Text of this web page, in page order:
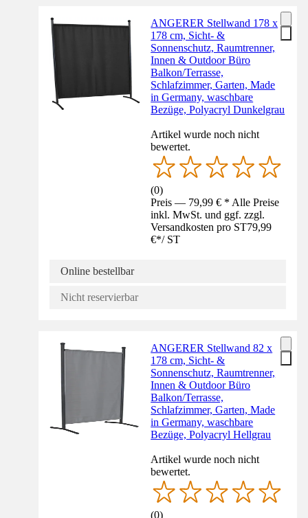
ANGERER Stellwand 178 x
178 cm, Sicht- &
Sonnenschutz, Raumtrenner,
Innen & Outdoor Büro
Balkon/Terrasse,
Schlafzimmer, Garten, Made
in Germany, waschbare
Bezüge, Polyacryl Dunkelgrau
Artikel wurde noch nicht
bewertet.
(0)
Preis — 79,99 € * Alle Preise
inkl. MwSt. und ggf. zzgl.
Versandkosten pro ST79,99
€*/ ST
Online bestellbar
Nicht reservierbar
ANGERER Stellwand 82 x
178 cm, Sicht- &
Sonnenschutz, Raumtrenner,
Innen & Outdoor Büro
Balkon/Terrasse,
Schlafzimmer, Garten, Made
in Germany, waschbare
Bezüge, Polyacryl Hellgrau
Artikel wurde noch nicht
bewertet.
(0)